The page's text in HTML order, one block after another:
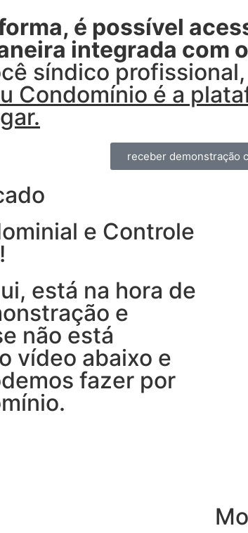
é possível
integrada com
síndico
Condomínio é a
receber demonstração
e Controle
está na hora de
e
não está
vídeo abaixo e
fazer por